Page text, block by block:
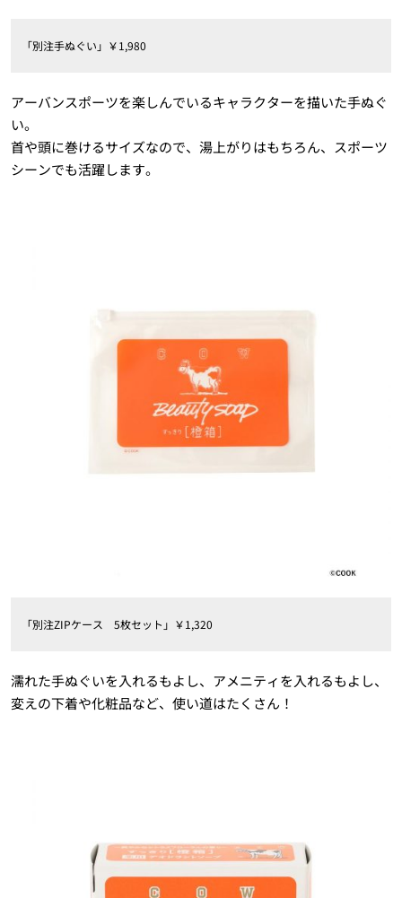
「別注手ぬぐい」￥1,980
アーバンスポーツを楽しんでいるキャラクターを描いた手ぬぐ
い。
首や頭に巻けるサイズなので、湯上がりはもちろん、スポーツ
シーンでも活躍します。
「別注ZIPケース 5枚セット」￥1,320
濡れた手ぬぐいを入れるもよし、アメニティを入れるもよし、
変えの下着や化粧品など、使い道はたくさん！